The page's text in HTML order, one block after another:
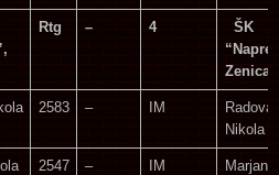
Rtg – 4
ŠK
Zenica
2583 – IM
Nikola
2547 – IM